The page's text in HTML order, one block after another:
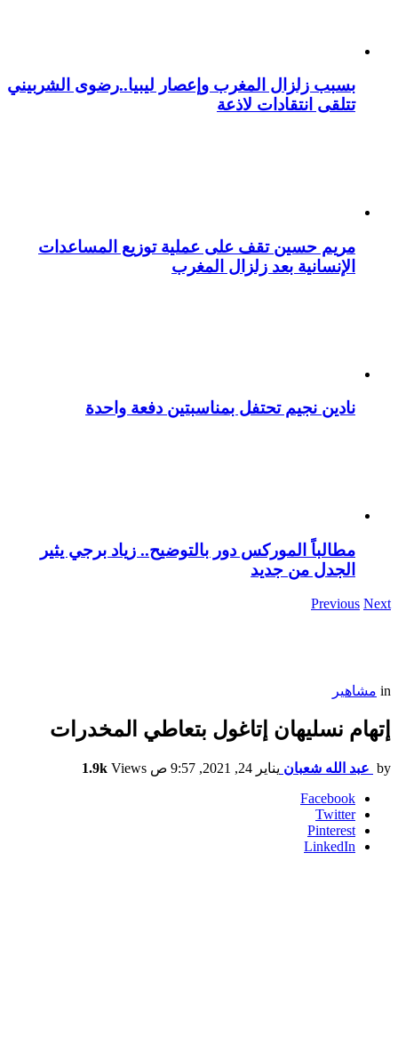
بسبب زلزال المغرب وإعصار ليبيا..رضوى الشربيني
تتلقى انتقادات لاذعة
مريم حسين تقف على عملية توزيع المساعدات
الإنسانية بعد زلزال المغرب
نادين نجيم تحتفل بمناسبتين دفعة واحدة
مطالباً الموركس دور بالتوضيح.. زياد برجي يثير
الجدل من جديد
Previous Next
in مشاهير
إتهام نسليهان إتاغول بتعاطي المخدرات
by عبد الله شعبان يناير 24, 2021, 9:57 ص 1.9k Views
Facebook
Twitter
Pinterest
LinkedIn